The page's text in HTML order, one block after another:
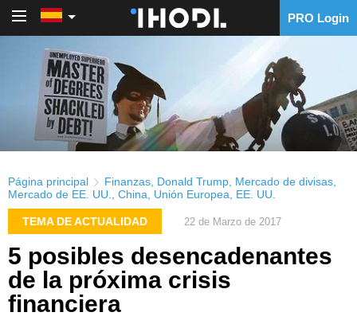
PRO Login
Página principal Finanzas Donald Trump Mercado de divisas
Mercado de EE. UU.
China Unión Europea EE. UU.
TEMA DE ACTUALIDAD 22 de Marzo de 2017
5 posibles desencadenantes
de la próxima crisis
financiera